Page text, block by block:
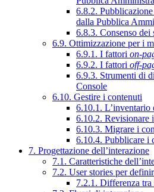
6.8.2.
dalla Pubblica
6.8.3. Consenso dei
6.9. Ottimizzazione per i
6.9.1. I fattori on-
6.9.2. I fattori off-
6.9.3. Strumenti di
Console
6.10. Gestire i contenuti
6.10.1. L’inventario
6.10.2. Revisionare
6.10.3. Migrare i
6.10.4. Pubblicare i
7. Progettazione dell’interazione
7.1. Caratteristiche
7.2. User stories per
7.2.1. Differenza tra